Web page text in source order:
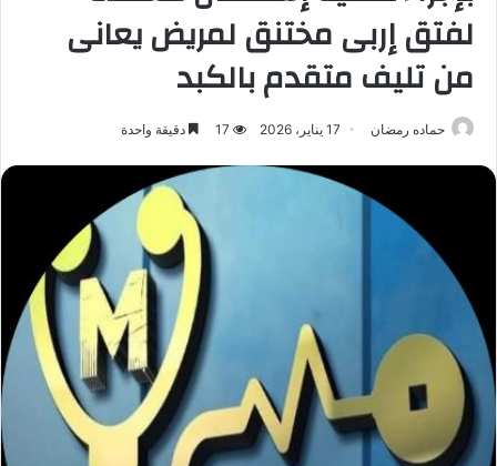
لفتق إربى مختنق لمريض يعانى
من تليف متقدم بالكبد
حماده رمضان 17 يناير، 2026 17 دقيقة واحدة